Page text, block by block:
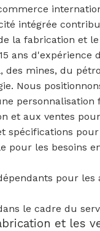
intégrée
la fabrication et
ans
mines, du
Nous
personnalisation
et aux ventes
spécifications
pour les besoins
pour
le cadre du
et les